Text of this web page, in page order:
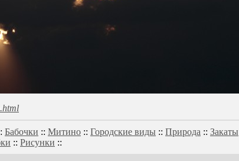
Бабочки :: Митино :: Городские виды :: Природа :: Закаты
:: Рисунки ::